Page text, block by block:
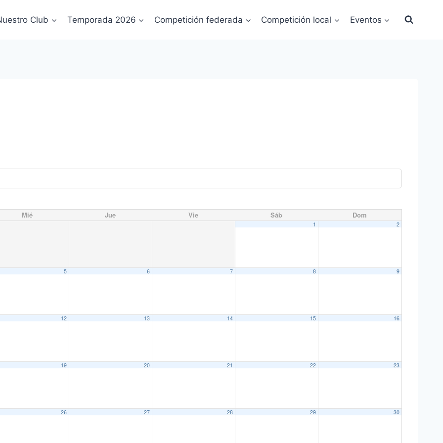
Club Temporada 2026 Competición federada Competición local Eventos
Mié Jue Vie Sáb Dom
1 2
5 6 7 8 9
12 13 14 15 16
19 20 21 22 23
26 27 28 29 30